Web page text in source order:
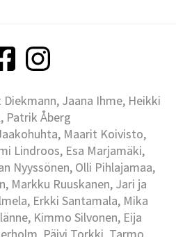
Jaana Ihme, Heikki
Patrik Åberg
Maarit Koivisto,
Lindroos, Esa Marjamäki,
Nyyssönen, Olli Pihlajamaa,
Markku Ruuskanen, Jari ja
Erkki Santamala, Mika
Kimmo Silvonen, Eija